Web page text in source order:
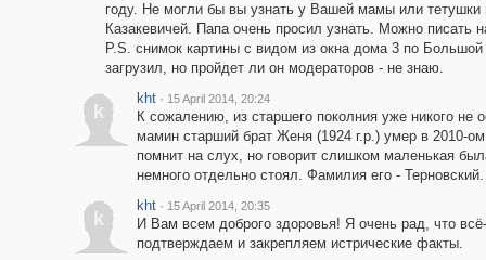
году. Не могли бы вы узнать у Вашей мамы или тетушки
Казакевичей. Папа очень просил узнать. Можно
P.S. снимок картины с видом из окна дома 3 по
загрузил, но пройдет ли он модераторов - не знаю.
k
kht · 15 April 2014, 20:24
К сожалению, из старшего поколния уже никого
мамин старший брат Женя (1924 г.р.) умер в 2010-
помнит на слух, но говорит слишком маленькая
немного отдельно стоял. Фамилия его -
k
kht · 15 April 2014, 20:35
И Вам всем доброго здоровья! Я очень рад, что
подтверждаем и закрепляем истрические факты.